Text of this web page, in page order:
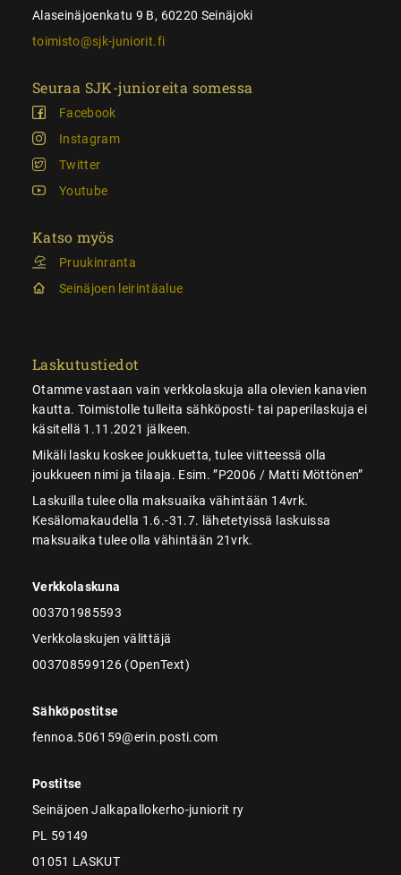
Alaseinäjoenkatu 9 B, 60220 Seinäjoki
toimisto@sjk-juniorit.fi
Seuraa SJK-junioreita somessa
Facebook
Instagram
Twitter
Youtube
Katso myös
Pruukinranta
Seinäjoen leirintäalue
Laskutustiedot
Otamme vastaan vain verkkolaskuja alla olevien kanavien
kautta. Toimistolle tulleita sähköposti- tai paperilaskuja ei
käsitellä 1.11.2021 jälkeen.
Mikäli lasku koskee joukkuetta, tulee viitteessä olla
joukkueen nimi ja tilaaja. Esim. ”P2006 / Matti Möttönen”
Laskuilla tulee olla maksuaika vähintään 14vrk.
Kesälomakaudella 1.6.-31.7. lähetetyissä laskuissa
maksuaika tulee olla vähintään 21vrk.
Verkkolaskuna
003701985593
Verkkolaskujen välittäjä
003708599126 (OpenText)
Sähköpostitse
fennoa.506159@erin.posti.com
Postitse
Seinäjoen Jalkapallokerho-juniorit ry
PL 59149
01051 LASKUT